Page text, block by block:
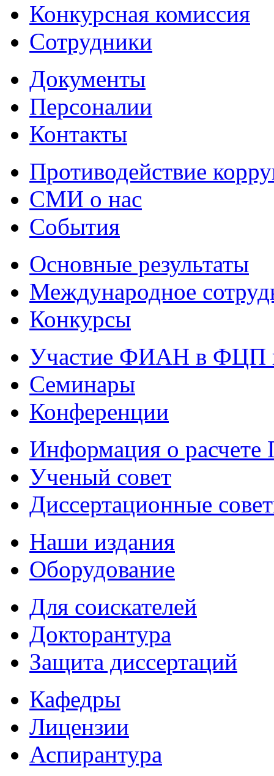
Конкурсная комиссия
Сотрудники
Документы
Персоналии
Контакты
Противодействие
СМИ о нас
События
Основные результаты
Международное
Конкурсы
Участие ФИАН в ФЦП
Семинары
Конференции
Информация о
Ученый совет
Диссертационные
Наши издания
Оборудование
Для соискателей
Докторантура
Защита диссертаций
Кафедры
Лицензии
Аспирантура